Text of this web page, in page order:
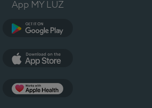
App MY LUZ